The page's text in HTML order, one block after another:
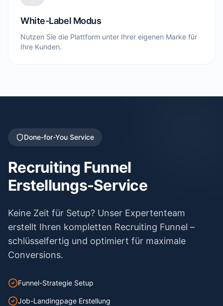
White-Label Modus
Nutzen Sie die Plattform unter Ihrer eigenen Marke für
Ihre Kunden.
Done-for-You Service
Recruiting Funnel
Erstellungs-Service
Keine Zeit für Setup? Unser Expertenteam
erstellt Ihren kompletten Recruiting Funnel –
schlüsselfertig und optimiert für maximale
Conversions.
Funnel-Strategie Setup
Job-Landingpage Erstellung